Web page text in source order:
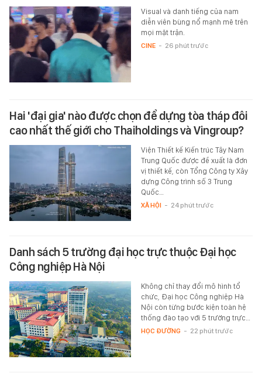
Visual và danh tiếng của nam
diễn viên bùng nổ mạnh mẽ trên
mọi mặt trận.
CINE - 26 phút trước
Hai 'đại gia' nào được chọn để dựng tòa tháp đôi
cao nhất thế giới cho Thaiholdings và Vingroup?
Viện Thiết kế Kiến trúc Tây Nam
Trung Quốc được đề xuất là đơn
vị thiết kế, còn Tổng Công ty Xây
dựng Công trình số 3 Trung
Quốc…
XÃ HỘI - 24 phút trước
Danh sách 5 trường đại học trực thuộc Đại học
Công nghiệp Hà Nội
Không chỉ thay đổi mô hình tổ
chức, Đại học Công nghiệp Hà
Nội còn từng bước kiện toàn hệ
thống đào tạo với 5 trường trực…
HỌC ĐƯỜNG - 22 phút trước